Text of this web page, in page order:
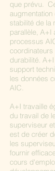
que prévu.
stabilité de la
parallèle, A+I
processus
durabilité.
support
les données
AIC.
A+I travaille
du travail de
superviseur
est de créer
les
fournir
cours